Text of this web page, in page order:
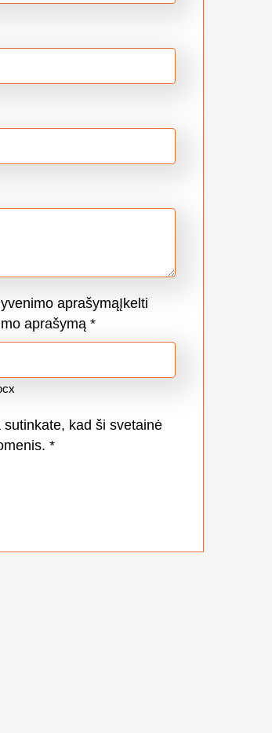
aprašymąĮkelti
aprašymą *
kad ši svetainė
*